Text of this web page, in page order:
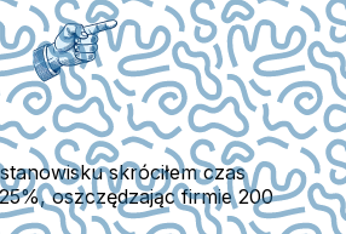
skróciłem czas
oszczędzając firmie 200